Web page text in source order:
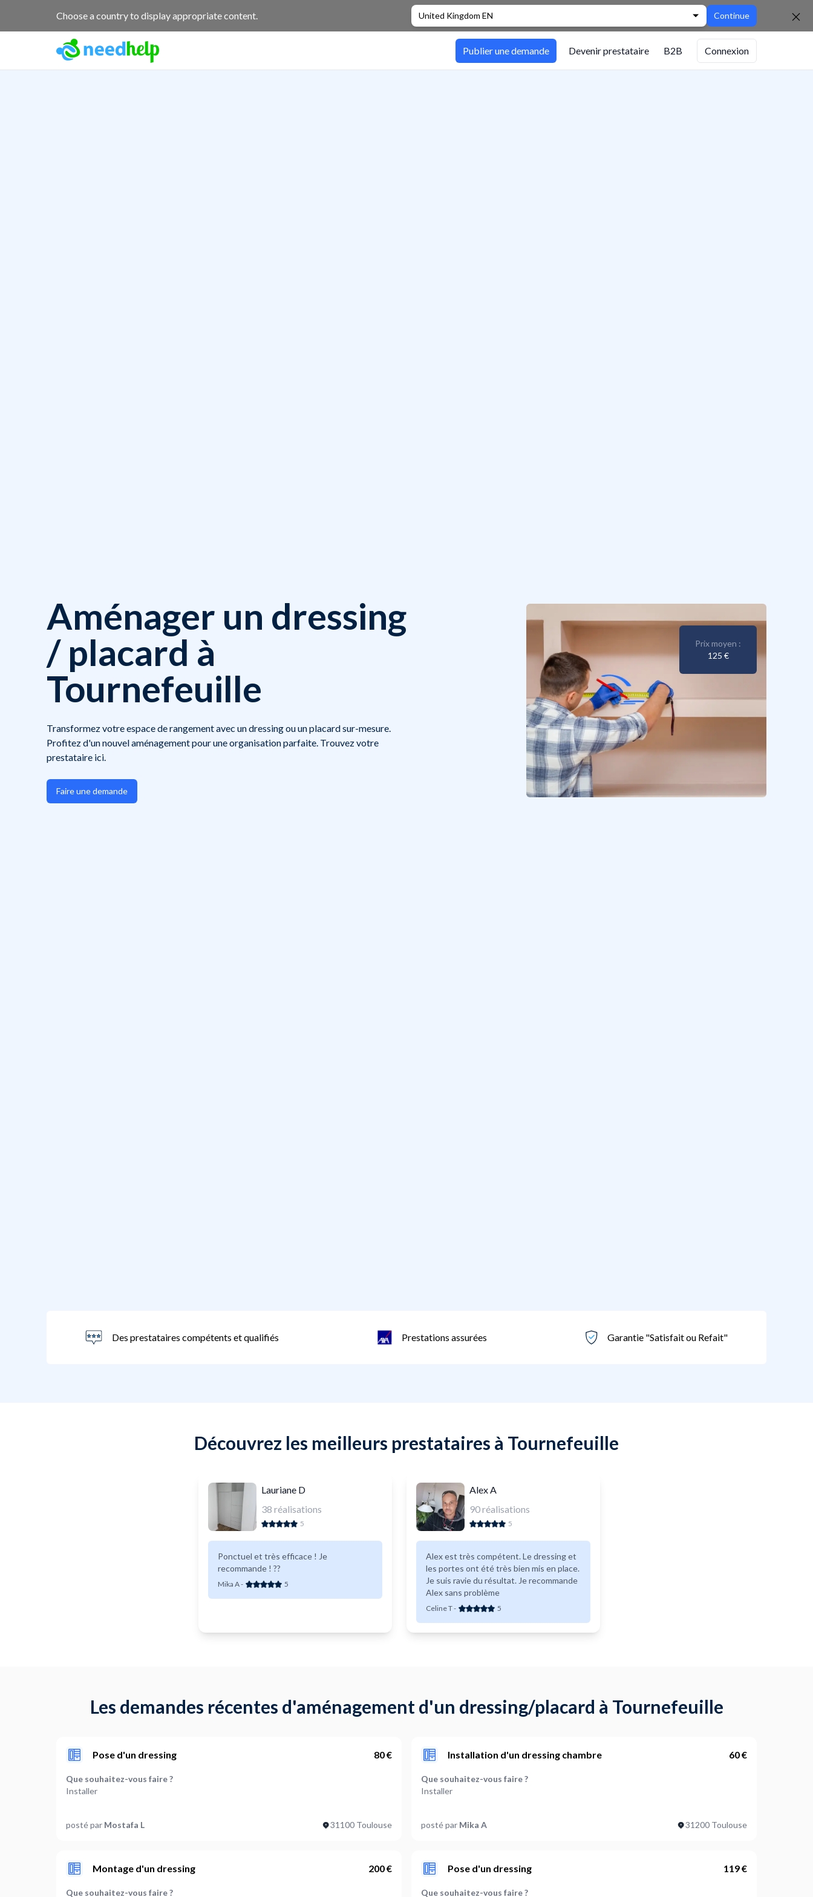
Choose a country to display appropriate content. United Kingdom EN Continue
Publier une demande Devenir prestataire B2B Connexion
Aménager un dressing
/ placard à
Tournefeuille
Transformez votre espace de rangement avec un dressing ou un placard sur-mesure.
Profitez d'un nouvel aménagement pour une organisation parfaite. Trouvez votre
prestataire ici.
Faire une demande
Prix moyen :
125 €
Des prestataires compétents et qualifiés Prestations assurées Garantie "Satisfait ou Refait"
Découvrez les meilleurs prestataires à Tournefeuille
Lauriane D
38 réalisations
5
Ponctuel et très efficace ! Je
recommande ! ??
Mika A- 5
Alex A
90réalisations
5
Alex est très compétent. Le dressing et
les portes ont été très bien mis en place.
Je suis ravie du résultat. Je recommande
Alex sans problème
Celine T- 5
Les demandes récentes d'aménagement d'un dressing/placard à Tournefeuille
Pose d'un dressing 80 €
Que souhaitez-vous faire ?
Installer
Entre 1 et 2 mètres
Autre
Sélectionnez le type de porte à installer et préciser la quantité ?
posté par Mostafa L 31100 Toulouse
Installation d'un dressing chambre 60 €
Que souhaitez-vous faire ?
Installer
Entre 1 et 2 mètres
Autre
Sélectionnez le type de porte à installer et préciser la quantité ?
posté par Mika A 31200 Toulouse
Montage d'un dressing 200 €
Que souhaitez-vous faire ?
Pose d'un dressing 119 €
Que souhaitez-vous faire ?